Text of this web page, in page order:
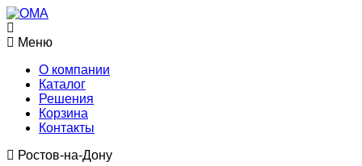
Меню
О компании
Каталог
Решения
Корзина
Контакты
Ростов-на-Дону